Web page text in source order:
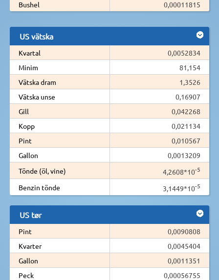
Bushel 0,00011815
US vätska
Kvartal
0,0052834
Minim
81,154
Vätska dram
1,3526
Vätska unse
0,16907
Gill
0,042268
Kopp
0,021134
Pint
0,010567
Gallon
0,0013209
Tönde (öl, vine)
4,2608*10-5
Benzin tönde 3,1449*10-5
US tør
Pint
0,0090808
Kvarter
0,0045404
Gallon
0,0011351
Peck
0,00056755